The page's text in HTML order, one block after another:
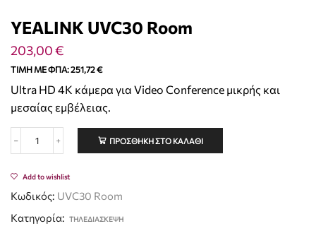
YEALINK UVC30 Room
203,00€
ΤΙΜΉ ΜΕ ΦΠΑ:251,72€
Ultra HD 4K κάμερα για Video Conference μικρής και
μεσαίας εμβέλειας.
ΠΡΟΣΘΉΚΗ ΣΤΟ ΚΑΛΆΘΙ
Add to wishlist
Κωδικός: UVC30 Room
Κατηγορία: ΤΗΛΕΔΙΑΣΚΕΨΗ